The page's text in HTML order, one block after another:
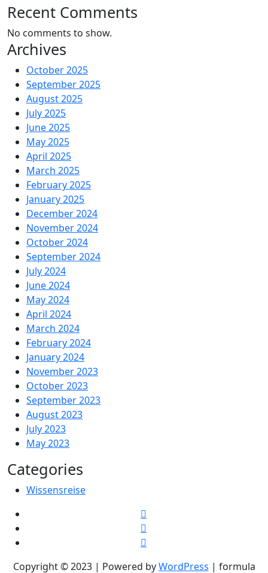
Recent Comments
No comments to show.
Archives
October 2025
September 2025
August 2025
July 2025
June 2025
May 2025
April 2025
March 2025
February 2025
January 2025
December 2024
November 2024
October 2024
September 2024
July 2024
June 2024
May 2024
April 2024
March 2024
February 2024
January 2024
November 2023
October 2023
September 2023
August 2023
July 2023
May 2023
Categories
Wissensreise
Copyright © 2023 | Powered byWordPress | formula